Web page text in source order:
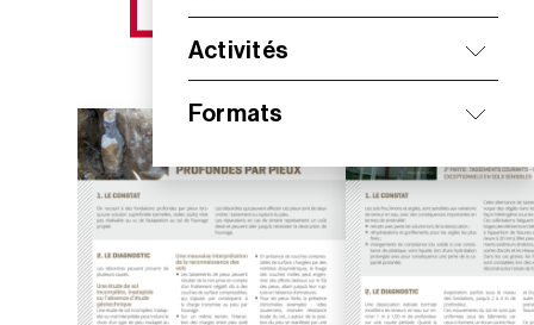
Activités
Formats
NOS NOUVEAUTÉS